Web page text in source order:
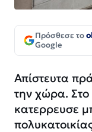
Πρόσθεσε το
Google
Απίστευτα
την χώρα.
κατερρευσε